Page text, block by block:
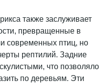
также заслуживает
превращенные в
современных птиц, но
рептилий. Задние
что позволяло
по деревьям. Эти